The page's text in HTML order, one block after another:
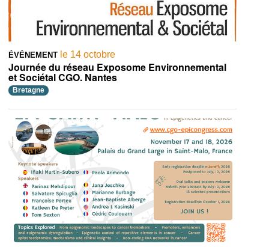
ÉVÉNEMENT le 14 octobre
Journée du réseau Exposome Environnemental
et Sociétal CGO. Nantes
Bretagne